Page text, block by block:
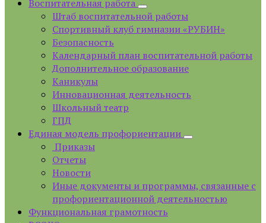
Воспитательная работа
Штаб воспитательной работы
Спортивный клуб гимназии «РУБИН»
Безопасность
Календарный план воспитательной работы
Дополнительное образование
Каникулы
Инновационная деятельность
Школьный театр
ГПД
Единая модель профориентации
Приказы
Отчеты
Новости
Иные документы и программы, связанные с
профориентационной деятельностью
Функциональная грамотность